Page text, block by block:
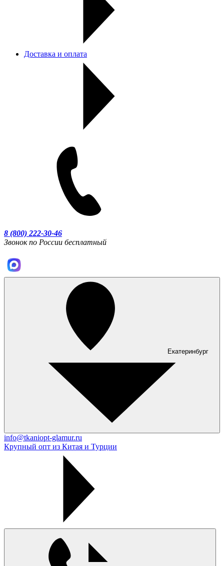
Доставка и оплата
8 (800) 222-30-46
Звонок по России бесплатный
Екатеринбург
info@tkaniopt-glamur.ru
Крупный опт из Китая и Турции